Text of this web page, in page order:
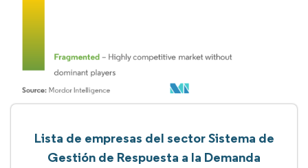
Lista de empresas del sector Sistema de
Gestión de Respuesta a la Demanda